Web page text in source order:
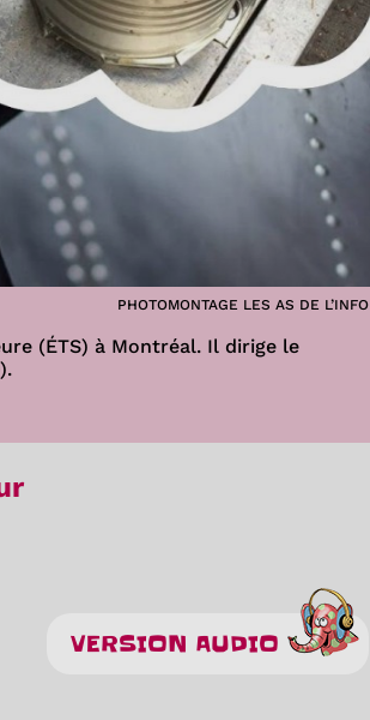
PHOTOMONTAGE LES AS DE L’INFO
(ÉTS) à Montréal. Il dirige le
VERSION AUDIO